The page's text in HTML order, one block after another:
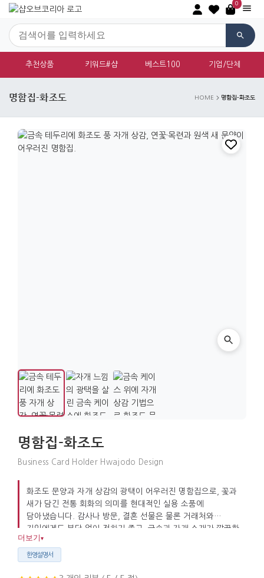
0
추천상품 키워드#샵 베스트100 기업/단체
명함집-화조도 HOME 명함집-화조도
명함집-화조도
Business Card Holder Hwajodo Design
화조도 문양과 자개 상감의 광택이 어우러진 명함집으로, 꽃과
새가 담긴 전통 회화의 의미를 현대적인 실용 소품에
담아냈습니다. 감사나 방문, 결혼 선물은 물론 거래처와
지인에게도 부담 없이 전하기 좋고, 금속과 자개 소재가 깔끔한
마감을 더합니다.
더보기 ▾
한영설명서